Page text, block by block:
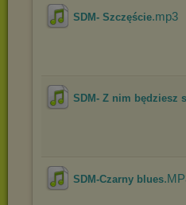
SDM- Szczęście.mp3
SDM- Z nim będziesz
SDM-Czarny blues